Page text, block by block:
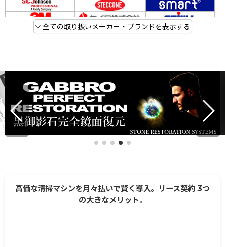
全ての取り扱いメーカー・ブランドを表示する
高価な清掃マシンを月々払いで賢く導入。リース契約 3つ
の大きなメリット。